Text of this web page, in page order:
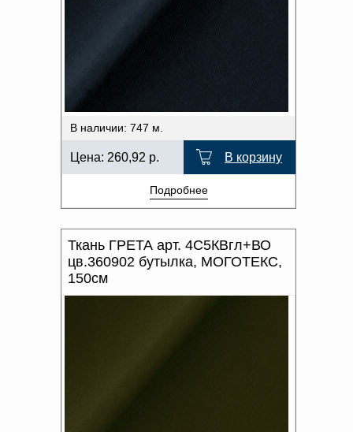
В наличии: 747 м.
Цена: 260,92 р. В корзину
Подробнее
Ткань ГРЕТА арт. 4С5КВгл+ВО
цв.360902 бутылка, МОГОТЕКС,
150см